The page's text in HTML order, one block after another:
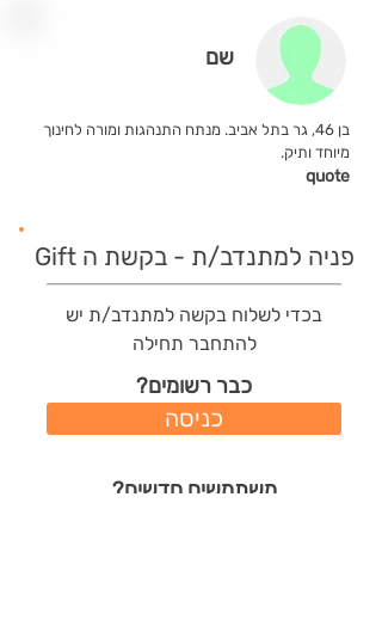
שם
בן 46, גר בתל אביב. מנתח התנהגות ומורה לחינוך
מיוחד ותיק.
quote
פניה למתנדב/ת - בקשת ה Gift
בכדי לשלוח בקשה למתנדב/ת יש
להתחבר תחילה
כבר רשומים?
כניסה
משתמשים חדשים?